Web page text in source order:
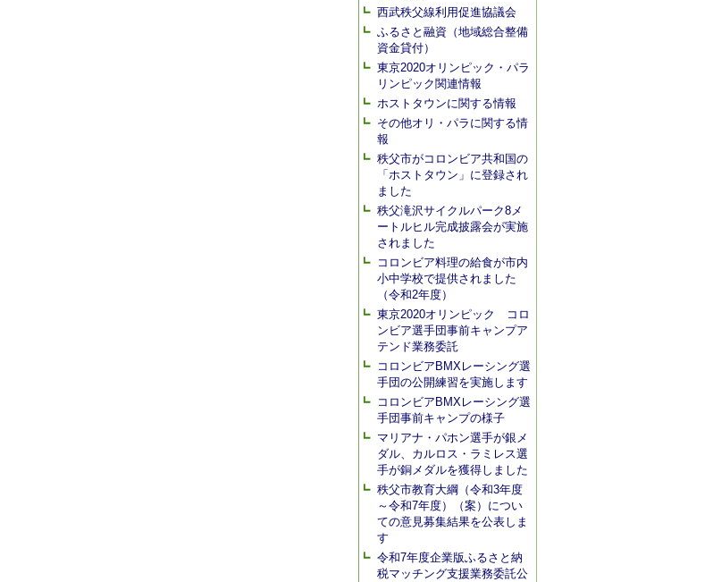
西武秩父線利用促進協議会
ふるさと融資（地域総合整備
資金貸付）
東京2020オリンピック・パラ
リンピック関連情報
ホストタウンに関する情報
その他オリ・パラに関する情
報
秩父市がコロンビア共和国の
「ホストタウン」に登録され
ました
秩父滝沢サイクルパーク8メ
ートルヒル完成披露会が実施
されました
コロンビア料理の給食が市内
小中学校で提供されました
（令和2年度）
東京2020オリンピック コロ
ンビア選手団事前キャンプア
テンド業務委託
コロンビアBMXレーシング選
手団の公開練習を実施します
コロンビアBMXレーシング選
手団事前キャンプの様子
マリアナ・パホン選手が銀メ
ダル、カルロス・ラミレス選
手が銅メダルを獲得しました
秩父市教育大綱（令和3年度
～令和7年度）（案）につい
ての意見募集結果を公表しま
す
令和7年度企業版ふるさと納
税マッチング支援業務委託公